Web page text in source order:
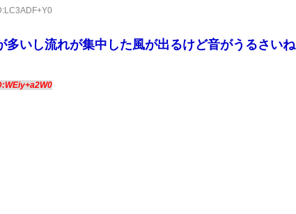
多いし流れが集中した風が出るけど音がうるさいね